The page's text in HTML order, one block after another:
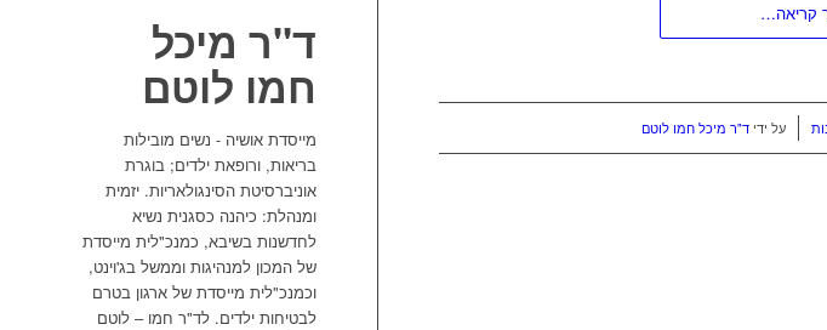
קריאה…
על ידי ד"ר מיכל חמו לוטם
ד"ר מיכל
חמו לוטם
מייסדת אושיה - נשים מובילות
בריאות, ורופאת ילדים; בוגרת
אוניברסיטת הסינגולאריות. יזמית
ומנהלת: כיהנה כסגנית נשיא
לחדשנות בשיבא, כמנכ"לית מייסדת
של המכון למנהיגות וממשל בג'וינט,
וכמנכ"לית מייסדת של ארגון בטרם
לבטיחות ילדים. לד"ר חמו – לוטם